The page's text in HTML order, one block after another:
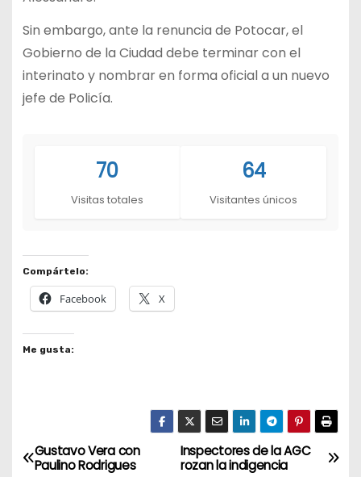
Sin embargo, ante la renuncia de Potocar, el
Gobierno de la Ciudad debe terminar con el
interinato y nombrar en forma oficial a un nuevo
jefe de Policía.
70
Visitas totales
64
Visitantes únicos
Compártelo:
Facebook X
Me gusta:
N
Inspectores de la AGC
rozan la indigencia
Gustavo Vera con
Paulino Rodrigues